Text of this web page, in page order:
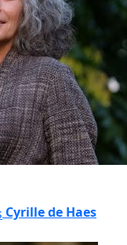
Cyrille de Haes